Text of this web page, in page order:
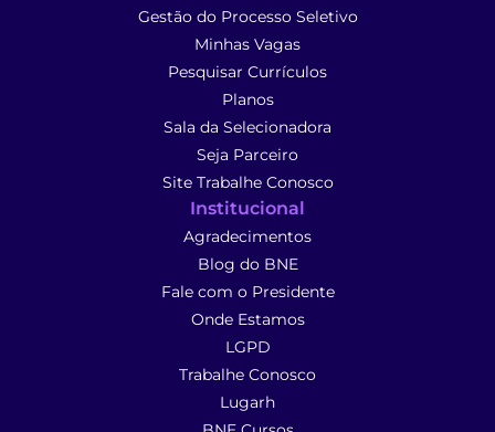
Gestão do Processo Seletivo
Minhas Vagas
Pesquisar Currículos
Planos
Sala da Selecionadora
Seja Parceiro
Site Trabalhe Conosco
Institucional
Agradecimentos
Blog do BNE
Fale com o Presidente
Onde Estamos
LGPD
Trabalhe Conosco
Lugarh